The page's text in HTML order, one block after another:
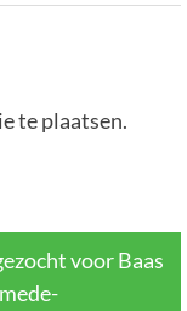
te plaatsen.
voor Baas